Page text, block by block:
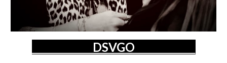
DSVGO